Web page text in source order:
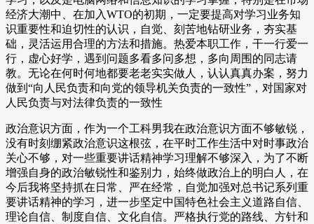
经济大潮中、在加入WTO的初期，一定要提高对学习业务知
识重要性和迫切性的认识，自觉、刻苦地钻研业务，夯实基
础，灵活运用合理的方法和措施。热爱本职工作，干一行爱一
行，虚心好学，遇到问题多看多问多想，多向周围的同志请
教。无论在何时何地都要老老实实做人，认认真真办案，努力
做到“向人民负责和向党的领导机关负责的一致性”，对国家对
人民负责与对法律负责的一致性
政治意识方面，作为一个工科男我在政治意识方面不够敏锐，
没有时刻绷紧政治意识这根弦，在平时工作生活中对时事政治
关心不够，对一些重要讲话精神学习理解不够深入，为了不断
增强自身的政治敏锐性和鉴别力，始终做政治上的明白人，在
今后我将坚持抓在日常、严在经常，自觉加强对总书记系列重
要讲话精神的学习，进一步坚定中国特色社会主义道路自信、
理论自信、制度自信、文化自信。严格执行党的路线、方针和